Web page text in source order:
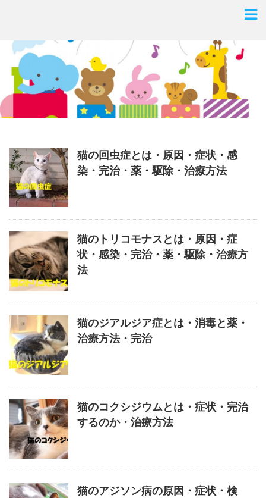
猫の回虫症とは・原因・症状・感
染・完治・薬・駆除・治療方法
猫のトリコモナスとは・原因・症
状・感染・完治・薬・駆除・治療方
法
猫のジアルジア症とは・消毒と薬・
治療方法・完治
猫のコクシジウムとは・症状・完治
するのか・治療方法
猫のアジソン病の原因・症状・検